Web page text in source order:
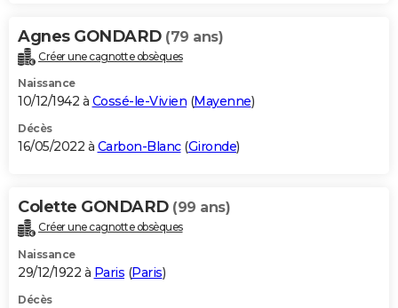
Agnes GONDARD (79 ans)
Créer une cagnotte obsèques
Naissance
10/12/1942 à Cossé-le-Vivien (Mayenne)
Décès
16/05/2022 à Carbon-Blanc(Gironde)
Colette GONDARD (99 ans)
Créer une cagnotte obsèques
Naissance
29/12/1922 à Paris (Paris)
Décès